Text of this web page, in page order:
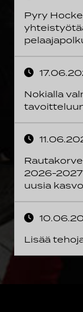
Pyry
Nokialla
2026-2027
uusia
Lisää